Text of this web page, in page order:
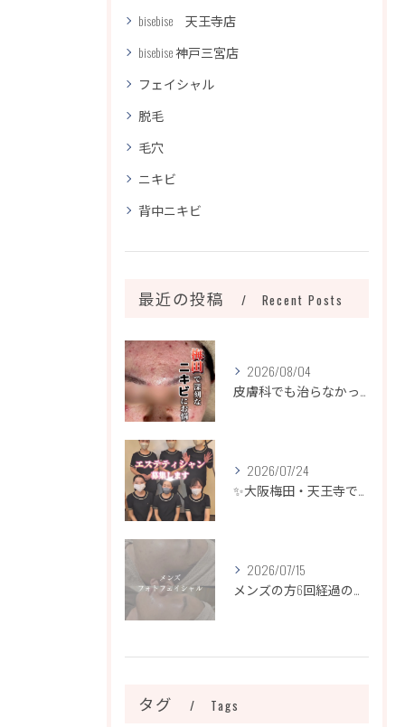
bisebise 天王寺店
bisebise 神戸三宮店
フェイシャル
脱毛
毛穴
ニキビ
背中ニキビ
最近の投稿 Recent Posts
2026/08/04
皮膚科でも治らなかったニキビ、諦めるのはまだ早いです！
2026/07/24
✨大阪梅田・天王寺でエステティシャン募集✨
2026/07/15
メンズの方6回経過のお写真になります📷✨
タグ Tags